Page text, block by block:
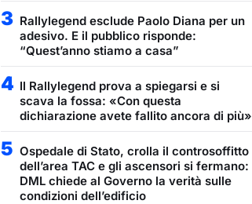
3 Rallylegend esclude Paolo Diana per un
adesivo. E il pubblico risponde:
“Quest’anno stiamo a casa”
4 Il Rallylegend prova a spiegarsi e si
scava la fossa: «Con questa
dichiarazione avete fallito ancora di più»
5 Ospedale di Stato, crolla il controsoffitto
dell’area TAC e gli ascensori si fermano:
DML chiede al Governo la verità sulle
condizioni dell’edificio